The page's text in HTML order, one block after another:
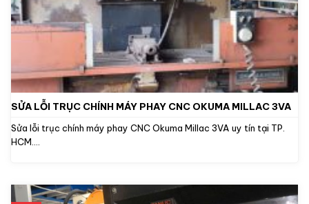
SỬA LỖI TRỤC CHÍNH MÁY PHAY CNC OKUMA MILLAC 3VA
Sửa lỗi trục chính máy phay CNC Okuma Millac 3VA uy tín tại TP.
HCM....